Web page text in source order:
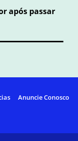
após passar
Anuncie Conosco